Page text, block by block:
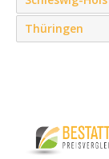
Thüringen